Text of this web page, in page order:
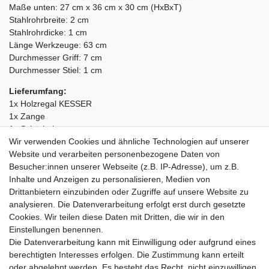
Maße unten: 27 cm x 36 cm x 30 cm (HxBxT)
Stahlrohrbreite: 2 cm
Stahlrohrdicke: 1 cm
Länge Werkzeuge: 63 cm
Durchmesser Griff: 7 cm
Durchmesser Stiel: 1 cm
Lieferumfang:
1x Holzregal KESSER
1x Zange
1x Schürhaken
1x Kaminschaufel
1x Kaminbesen
1x Betriebsanleitung
Einkaufen
Zahlungsarten
Versandarten & -kosten
Warenkorb
Wir verwenden Cookies und ähnliche Technologien auf unserer
Website und verarbeiten personenbezogene Daten von
Besucher:innen unserer Webseite (z.B. IP-Adresse), um z.B.
Inhalte und Anzeigen zu personalisieren, Medien von
Drittanbietern einzubinden oder Zugriffe auf unsere Website zu
analysieren. Die Datenverarbeitung erfolgt erst durch gesetzte
Cookies. Wir teilen diese Daten mit Dritten, die wir in den
Einstellungen benennen.
Die Datenverarbeitung kann mit Einwilligung oder aufgrund eines
berechtigten Interesses erfolgen. Die Zustimmung kann erteilt